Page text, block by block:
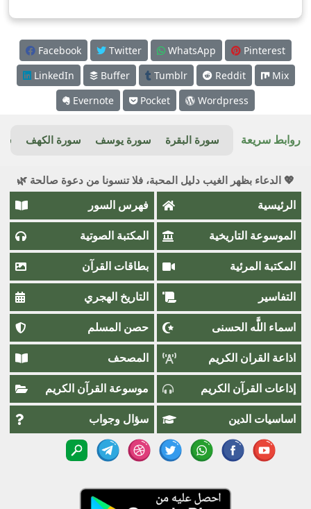
Facebook Twitter WhatsApp
Pinterest
LinkedIn
Buffer Tumblr Reddit
Mix
Evernote
Pocket Wordpress
روابط سريعة سورة البقرة سورة يوسف سورة الكهف
💖 الدعاء بظهر الغيب دليل المحبة، فلا تنسونا من دعوة صالحة 🌿
الرئيسية فهرس السور
الموسوعة التاريخية المكتبة الصوتية
المكتبة المرئية بطاقات القرآن
التفاسير التاريخ الهجري
اسماء اللَّٰه الحسنى حصن المسلم
اذاعة القران الكريم المصحف
إذاعات القرآن الكريم موسوعة القرآن الكريم
اساسيات الدين سؤال وجواب